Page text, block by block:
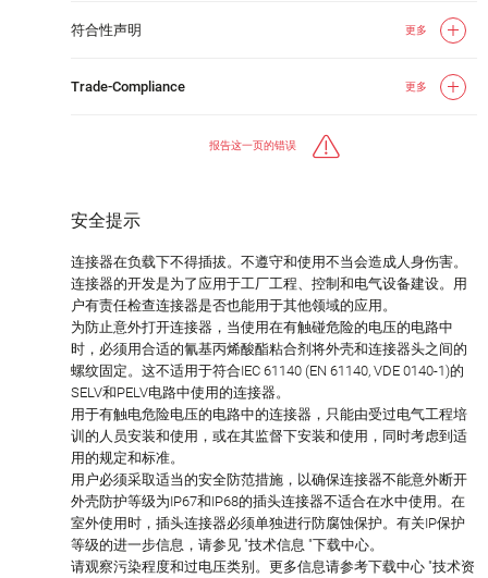
符合性声明 更多
Trade-Compliance 更多
报告这一页的错误
安全提示
连接器在负载下不得插拔。不遵守和使用不当会造成人身伤害。
连接器的开发是为了应用于工厂工程、控制和电气设备建设。用
户有责任检查连接器是否也能用于其他领域的应用。
为防止意外打开连接器，当使用在有触碰危险的电压的电路中
时，必须用合适的氰基丙烯酸酯粘合剂将外壳和连接器头之间的
螺纹固定。这不适用于符合IEC 61140 (EN 61140, VDE 0140-1)的
SELV和PELV电路中使用的连接器。
用于有触电危险电压的电路中的连接器，只能由受过电气工程培
训的人员安装和使用，或在其监督下安装和使用，同时考虑到适
用的规定和标准。
用户必须采取适当的安全防范措施，以确保连接器不能意外断开
外壳防护等级为IP67和IP68的插头连接器不适合在水中使用。在
室外使用时，插头连接器必须单独进行防腐蚀保护。有关IP保护
等级的进一步信息，请参见 "技术信息 "下载中心。
请观察污染程度和过电压类别。更多信息请参考下载中心 "技术资